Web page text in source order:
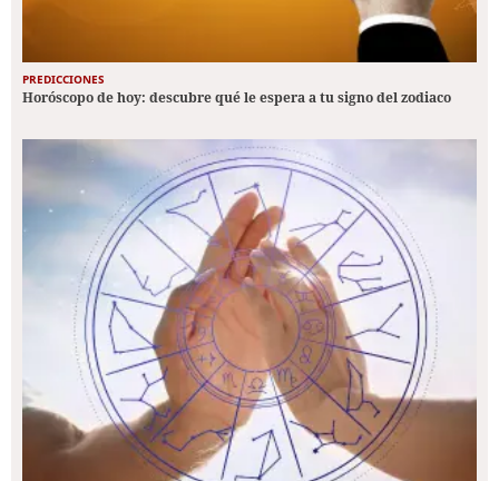
PREDICCIONES
Horóscopo de hoy: descubre qué le espera a tu signo del zodiaco